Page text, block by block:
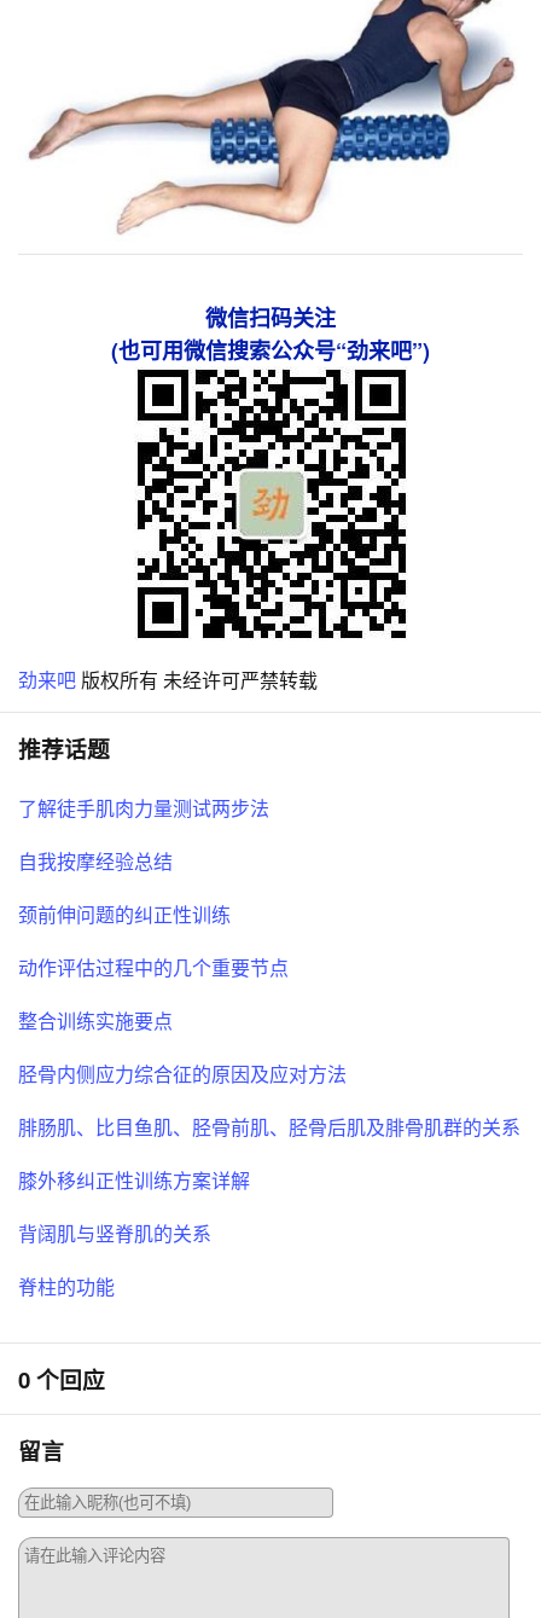
微信扫码关注
(也可用微信搜索公众号“劲来吧”)
劲来吧 版权所有 未经许可严禁转载
推荐话题
了解徒手肌肉力量测试两步法
自我按摩经验总结
颈前伸问题的纠正性训练
动作评估过程中的几个重要节点
整合训练实施要点
胫骨内侧应力综合征的原因及应对方法
腓肠肌、比目鱼肌、胫骨前肌、胫骨后肌及腓骨肌群的关系
膝外移纠正性训练方案详解
背阔肌与竖脊肌的关系
脊柱的功能
0 个回应
留言